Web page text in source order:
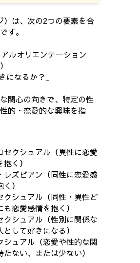
）は、次の2つの要素を合
す。
ルオリエンテーション
になるか？」
関心の向きで、特定の性
的・恋愛的な興味を指
セクシュアル（異性に恋愛
く）
レズビアン（同性に恋愛感
）
クシュアル（同性・異性ど
も恋愛感情を抱く）
クシュアル（性別に関係な
として好きになる）
シュアル（恋愛や性的な関
たない、または少ない）